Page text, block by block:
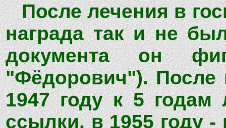
После лечения в
награда так и не
документа он
"Фёдорович").
1947 году к 5
ссылки, в 1955 году